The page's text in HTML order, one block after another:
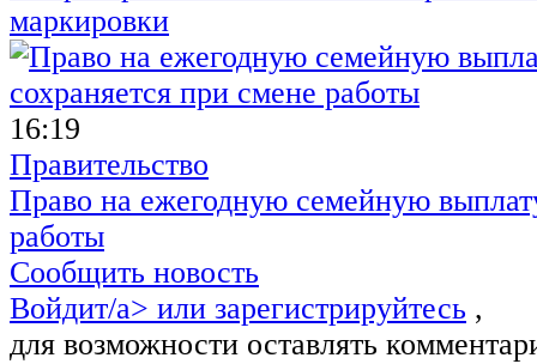
маркировки
16:19
Правительство
Право на ежегодную семейную
работы
Сообщить новость
Войдит/a> или зарегистрируйтесь ,
для возможности оставлять